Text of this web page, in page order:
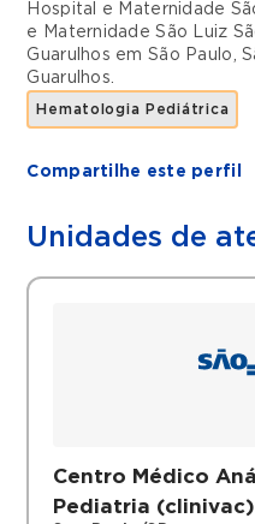
Hospital e Maternidade
e Maternidade São Luiz
Guarulhos emSão Paulo,
Guarulhos.
Hematologia Pediátrica
Compartilhe este perfil
Unidades de
Centro Médico
Pediatria (clinivac)